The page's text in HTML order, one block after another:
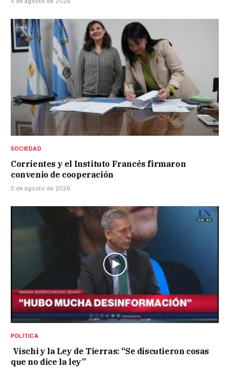
SOCIEDAD
Corrientes y el Instituto Francés firmaron
convenio de cooperación
5 de agosto de 2026
POLÍTICA
Vischi y la Ley de Tierras: “Se discutieron cosas
que no dice la ley”